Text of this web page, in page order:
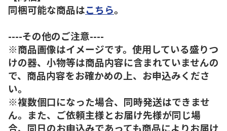
同梱可能な商品はこちら。
----その他のご注意----
※商品画像はイメージです。使用している盛りつ
けの器、小物等は商品内容に含まれていませんの
で、商品内容をお確かめの上、お申込みくださ
い。
※複数個口になった場合、同時発送はできませ
ん。また、ご依頼主様とお届け先様が同じ場
合、同日のお申込みであっても商品によりお届け